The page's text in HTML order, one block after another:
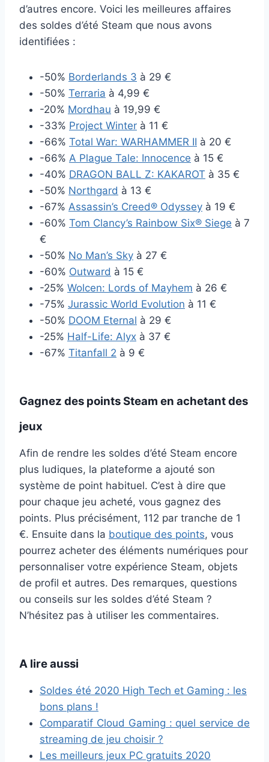
d’autres encore. Voici les meilleures affaires
des soldes d’été Steam que nous avons
identifiées :
-50% Borderlands 3 à 29 €
-50% Terraria à 4,99 €
-20% Mordhau à 19,99 €
-33% Project Winter à 11 €
-66% Total War: WARHAMMER II à 20 €
-66% A Plague Tale: Innocence à 15 €
-40% DRAGON BALL Z: KAKAROT à 35 €
-50% Northgard à 13 €
-67% Assassin’s Creed® Odyssey à 19 €
-60% Tom Clancy’s Rainbow Six® Siege à 7
€
-50% No Man’s Sky à 27 €
-60% Outward à 15 €
-25% Wolcen: Lords of Mayhem à 26 €
-75% Jurassic World Evolution à 11 €
-50% DOOM Eternal à 29 €
-25% Half-Life: Alyx à 37 €
-67% Titanfall 2 à 9 €
Gagnez des points Steam en achetant des
jeux
Afin de rendre les soldes d’été Steam encore
plus ludiques, la plateforme a ajouté son
système de point habituel. C’est à dire que
pour chaque jeu acheté, vous gagnez des
points. Plus précisément, 112 par tranche de 1
€. Ensuite dans la boutique des points, vous
pourrez acheter des éléments numériques pour
personnaliser votre expérience Steam, objets
de profil et autres. Des remarques, questions
ou conseils sur les soldes d’été Steam ?
N’hésitez pas à utiliser les commentaires.
A lire aussi
Soldes été 2020 High Tech et Gaming : les
bons plans !
Comparatif Cloud Gaming : quel service de
streaming de jeu choisir ?
Les meilleurs jeux PC gratuits 2020